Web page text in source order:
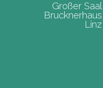
Großer Saal
Brucknerhaus
Linz